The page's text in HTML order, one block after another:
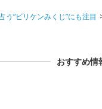
“ビリケンみくじ”にも注目
おすすめ情